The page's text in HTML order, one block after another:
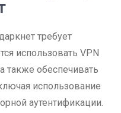
требует
использовать VPN
также обеспечивать
использование
аутентификации.